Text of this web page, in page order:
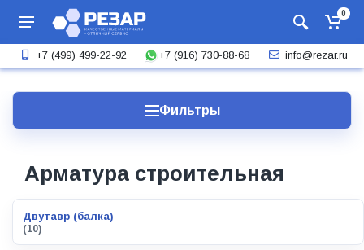
0
+7 (499) 499-22-92 +7 (916) 730-88-68 info@rezar.ru
Фильтры
Арматура строительная
Двутавр (балка)
(10)